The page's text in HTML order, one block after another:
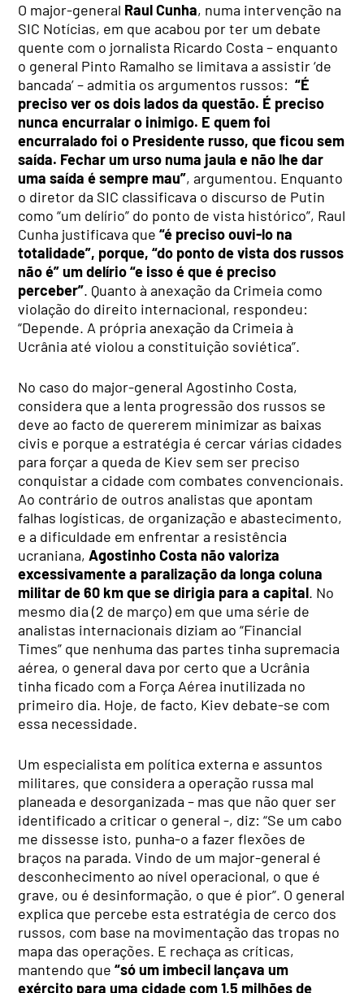
O major-general Raul Cunha, numa intervenção na
SIC Notícias, em que acabou por ter um debate
quente com o jornalista Ricardo Costa – enquanto
o general Pinto Ramalho se limitava a assistir ‘de
bancada’ – admitia os argumentos russos:“É
preciso ver os dois lados da questão. É preciso
nunca encurralar o inimigo. E quem foi
encurralado foi o Presidente russo, que ficou sem
saída. Fechar um urso numa jaula e não lhe dar
uma saída é sempre mau”, argumentou. Enquanto
o diretor da SIC classificava o discurso de Putin
como “um delírio” do ponto de vista histórico”, Raul
Cunha justificava que “é preciso ouvi-lo na
totalidade”, porque, “do ponto de vista dos russos
não é” um delírio “e isso é que é preciso
perceber”. Quanto à anexação da Crimeia como
violação do direito internacional, respondeu:
“Depende. A própria anexação da Crimeia à
Ucrânia até violou a constituição soviética”.
No caso do major-general Agostinho Costa,
considera que a lenta progressão dos russos se
deve ao facto de quererem minimizar as baixas
civis e porque a estratégia é cercar várias cidades
para forçar a queda de Kiev sem ser preciso
conquistar a cidade com combates convencionais.
Ao contrário de outros analistas que apontam
falhas logísticas, de organização e abastecimento,
e a dificuldade em enfrentar a resistência
ucraniana,Agostinho Costa não valoriza
excessivamente a paralização da longa coluna
militar de 60 km que se dirigia para a capital. No
mesmo dia (2 de março) em que uma série de
analistas internacionais diziam ao “Financial
Times” que nenhuma das partes tinha supremacia
aérea, o general dava por certo que a Ucrânia
tinha ficado com a Força Aérea inutilizada no
primeiro dia. Hoje, de facto, Kiev debate-se com
essa necessidade.
Um especialista em política externa e assuntos
militares, que considera a operação russa mal
planeada e desorganizada – mas que não quer ser
identificado a criticar o general -, diz: “Se um cabo
me dissesse isto, punha-o a fazer flexões de
braços na parada. Vindo de um major-general é
desconhecimento ao nível operacional, o que é
grave, ou é desinformação, o que é pior”. O general
explica que percebe esta estratégia de cerco dos
russos, com base na movimentação das tropas no
mapa das operações. E rechaça as críticas,
mantendo que“só um imbecil lançava um
exército para uma cidade com 1,5 milhões de